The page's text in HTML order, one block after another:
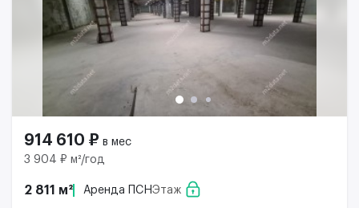
914 610 ₽ в мес
3 904 ₽ м²/год
2 811 м² Аренда ПСНЭтаж